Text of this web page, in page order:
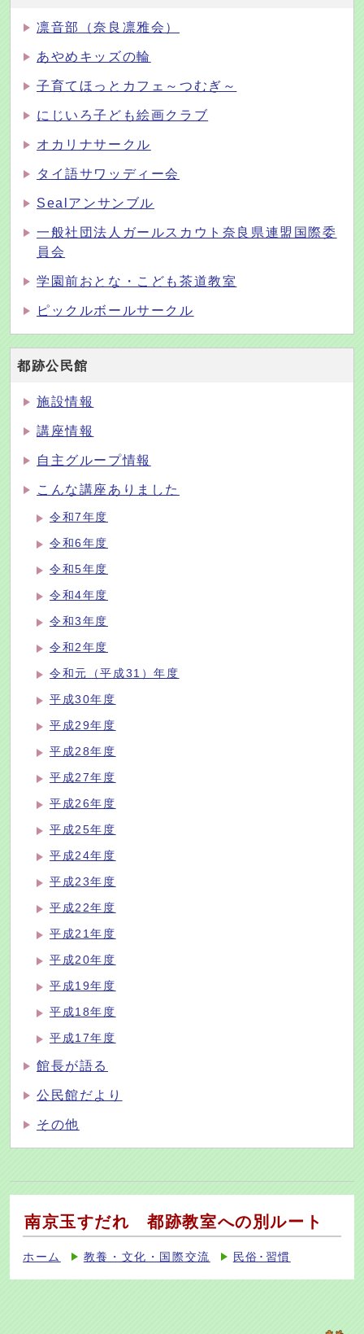
凛音部（奈良凛雅会）
あやめキッズの輪
子育てほっとカフェ～つむぎ～
にじいろ子ども絵画クラブ
オカリナサークル
タイ語サワッディー会
Sealアンサンブル
一般社団法人ガールスカウト奈良県連盟国際委
員会
学園前おとな・こども茶道教室
ピックルボールサークル
都跡公民館
施設情報
講座情報
自主グループ情報
こんな講座ありました
令和7年度
令和6年度
令和5年度
令和4年度
令和3年度
令和2年度
令和元（平成31）年度
平成30年度
平成29年度
平成28年度
平成27年度
平成26年度
平成25年度
平成24年度
平成23年度
平成22年度
平成21年度
平成20年度
平成19年度
平成18年度
平成17年度
館長が語る
公民館だより
その他
南京玉すだれ 都跡教室への別ルート
ホーム 教養・文化・国際交流 民俗･習慣